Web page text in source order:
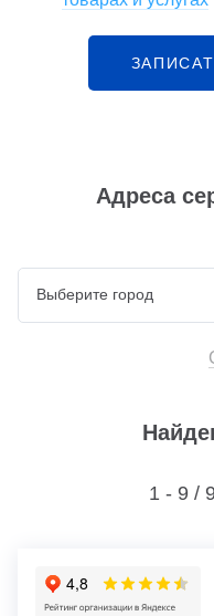
Адреса
1 - 9 /